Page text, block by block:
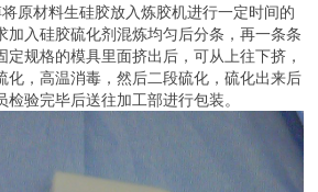
原材料生硅胶放入炼胶机进行一定时间的
加入硅胶硫化剂混炼均匀后分条，再一条条
规格的模具里面挤出后，可从上往下挤，
化，高温消毒，然后二段硫化，硫化出来后
验完毕后送往加工部进行包装。